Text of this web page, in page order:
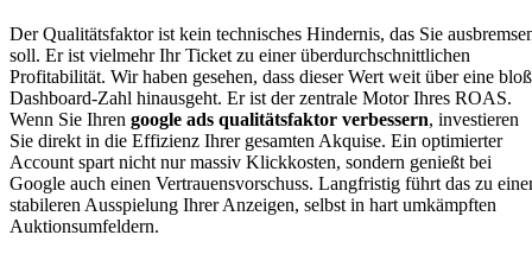
Der Qualitätsfaktor ist kein technisches Hindernis, das Sie
soll. Er ist vielmehr Ihr Ticket zu einer überdurchschnittlichen
Profitabilität. Wir haben gesehen, dass dieser Wert weit über eine
Dashboard-Zahl hinausgeht. Er ist der zentrale Motor Ihres ROAS.
Wenn Sie Ihren google ads qualitätsfaktor verbessern, investieren
Sie direkt in die Effizienz Ihrer gesamten Akquise. Ein optimierter
Account spart nicht nur massiv Klickkosten, sondern genießt bei
Google auch einen Vertrauensvorschuss. Langfristig führt das zu
stabileren Ausspielung Ihrer Anzeigen, selbst in hart umkämpften
Auktionsumfeldern.